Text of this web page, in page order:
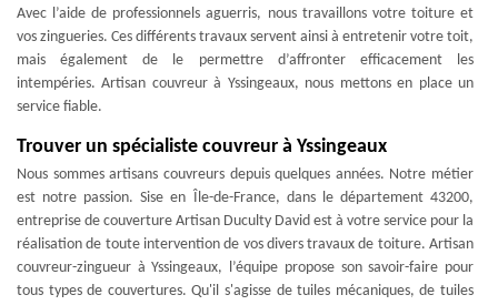
Avec l’aide de professionnels aguerris, nous travaillons votre toiture et
vos zingueries. Ces différents travaux servent ainsi à entretenir votre toit,
mais également de le permettre d’affronter efficacement les
intempéries. Artisan couvreur à Yssingeaux, nous mettons en place un
service fiable.
Trouver un spécialiste couvreur à Yssingeaux
Nous sommes artisans couvreurs depuis quelques années. Notre métier
est notre passion. Sise en Île-de-France, dans le département 43200,
entreprise de couverture Artisan Duculty David est à votre service pour la
réalisation de toute intervention de vos divers travaux de toiture. Artisan
couvreur-zingueur à Yssingeaux, l’équipe propose son savoir-faire pour
tous types de couvertures. Qu'il s'agisse de tuiles mécaniques, de tuiles